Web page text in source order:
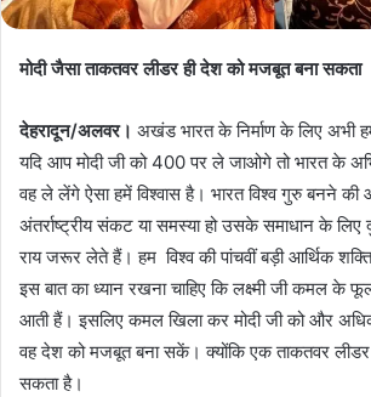
मोदी जैसा ताकतवर लीडर ही देश को मजबूत बना सकता
देहरादून/अलवर। अखंड भारत के निर्माण के लिए अभी
यदि आप मोदी जी को 400 पर ले जाओगे तो भारत के
वह ले लेंगे ऐसा हमें विश्वास है। भारत विश्व गुरु बनने
अंतर्राष्ट्रीय संकट या समस्या हो उसके समाधान के लिए
राय जरूर लेते हैं। हम विश्व की पांचवीं बड़ी आर्थिक
इस बात का ध्यान रखना चाहिए कि लक्ष्मी जी कमल के
आती हैं। इसलिए कमल खिला कर मोदी जी को और अधिक
वह देश को मजबूत बना सकें। क्योंकि एक ताकतवर
सकता है।